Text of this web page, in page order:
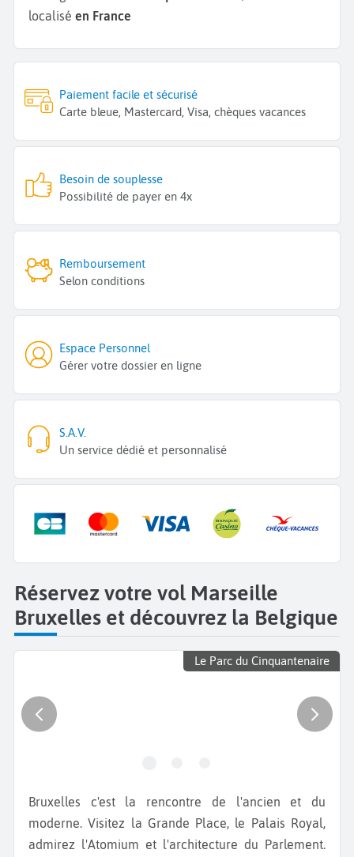
localisé en France
Paiement facile et sécurisé
Carte bleue, Mastercard, Visa, chèques vacances
Besoin de souplesse
Possibilité de payer en 4x
Remboursement
Selon conditions
Espace Personnel
Gérer votre dossier en ligne
S.A.V.
Un service dédié et personnalisé
Réservez votre vol Marseille
Bruxelles et découvrez la Belgique
Le Parc du Cinquantenaire
Bruxelles c'est la rencontre de l'ancien et du
moderne. Visitez la Grande Place, le Palais Royal,
admirez l'Atomium et l'architecture du Parlement.